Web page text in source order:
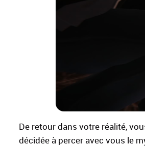
De retour dans votre réalité,
décidée à percer avec vous le